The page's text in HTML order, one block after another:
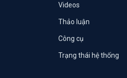
Videos
Thảo luận
Công cụ
Trạng thái hệ thống